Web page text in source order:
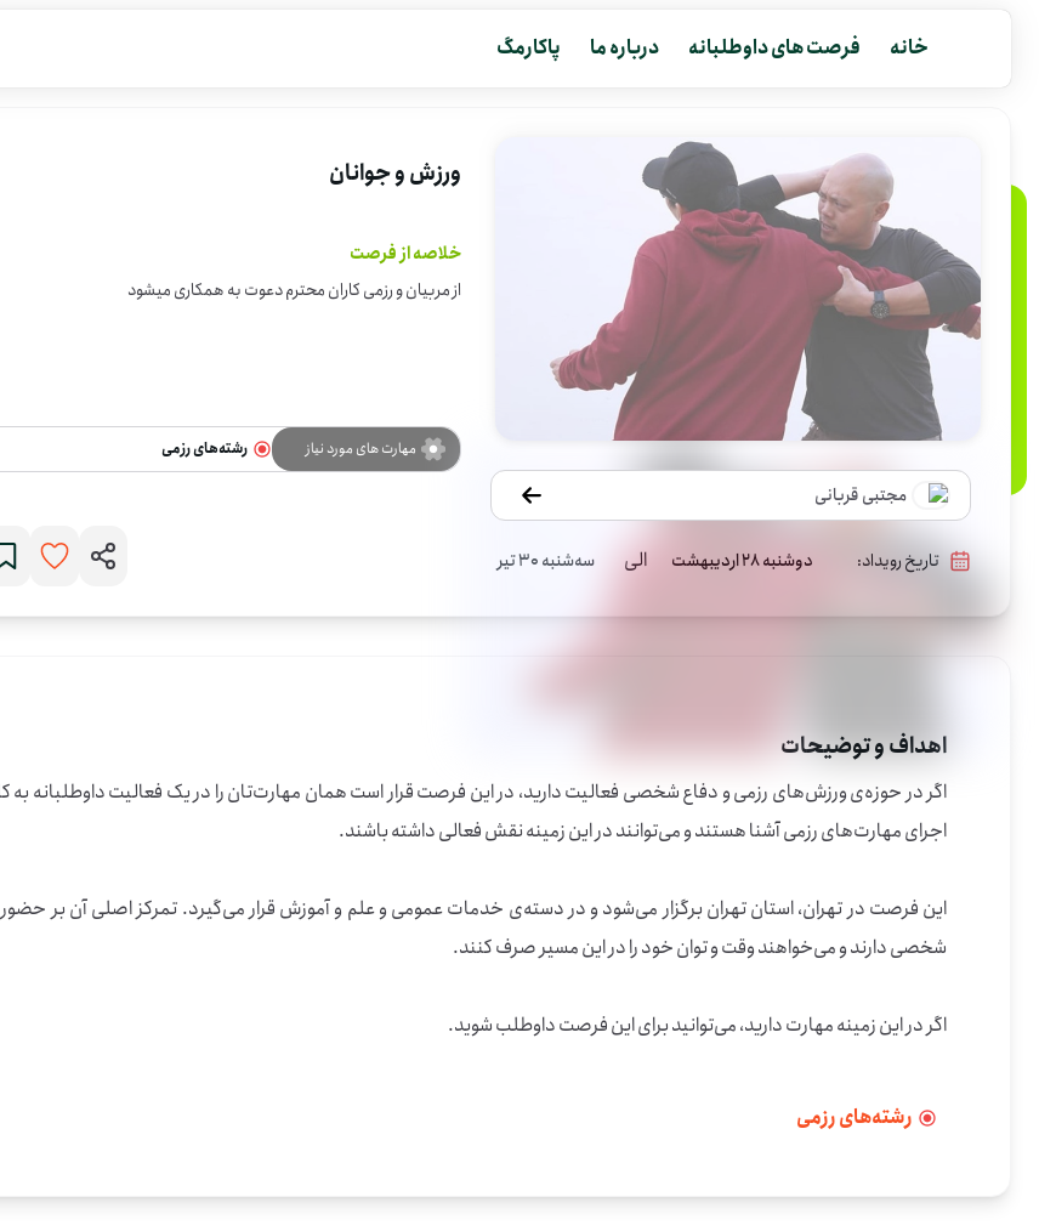
خانه فرصت های داوطلبانه درباره ما پاکارمگ
مجتبی قربانی
ورزش و جوانان
خلاصه از فرصت
از مربیان و رزمی کاران محترم دعوت به همکاری میشود
مهارت های مورد نیاز
رشته‌های رزمی
تاریخ رویداد: دوشنبه 28 اردیبهشت الی سه‌شنبه 30 تیر
اهداف و توضیحات
اگر در حوزه‌ی ورزش‌های رزمی و دفاع شخصی فعالیت دارید، در این
اگر در این زمینه مهارت دارید، می‌توانید برای این فرصت داوطلب شوید.
رشته‌های رزمی